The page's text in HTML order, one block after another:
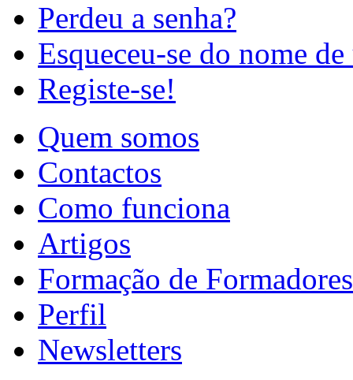
Perdeu a senha?
Esqueceu-se do nome
Registe-se!
Quem somos
Contactos
Como funciona
Artigos
Formação de Formadores
Perfil
Newsletters